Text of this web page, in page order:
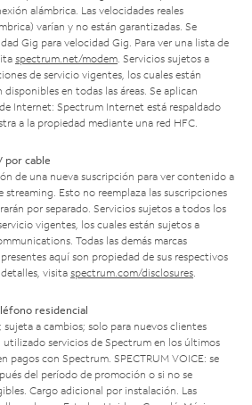
alámbrica. Las velocidades reales
varían y no están garantizadas. Se
Gig para velocidad Gig. Para ver una lista de
spectrum.net/modem . Servicios sujetos a
de servicio vigentes, los cuales están
en todas las áreas. Se aplican
Internet: Spectrum Internet está respaldado
a la propiedad mediante una red HFC.
por cable
de una nueva suscripción para ver contenido a
streaming. Esto no reemplaza las suscripciones
por separado. Servicios sujetos a todos los
vigentes, los cuales están sujetos a
Todas las demás marcas
aquí son propiedad de sus respectivos
visita spectrum.com/disclosures
residencial
a cambios; solo para nuevos clientes
utilizado servicios de Spectrum en los últimos
pagos con Spectrum. SPECTRUM VOICE: se
del período de promoción o si no se
Cargo adicional por instalación. Las